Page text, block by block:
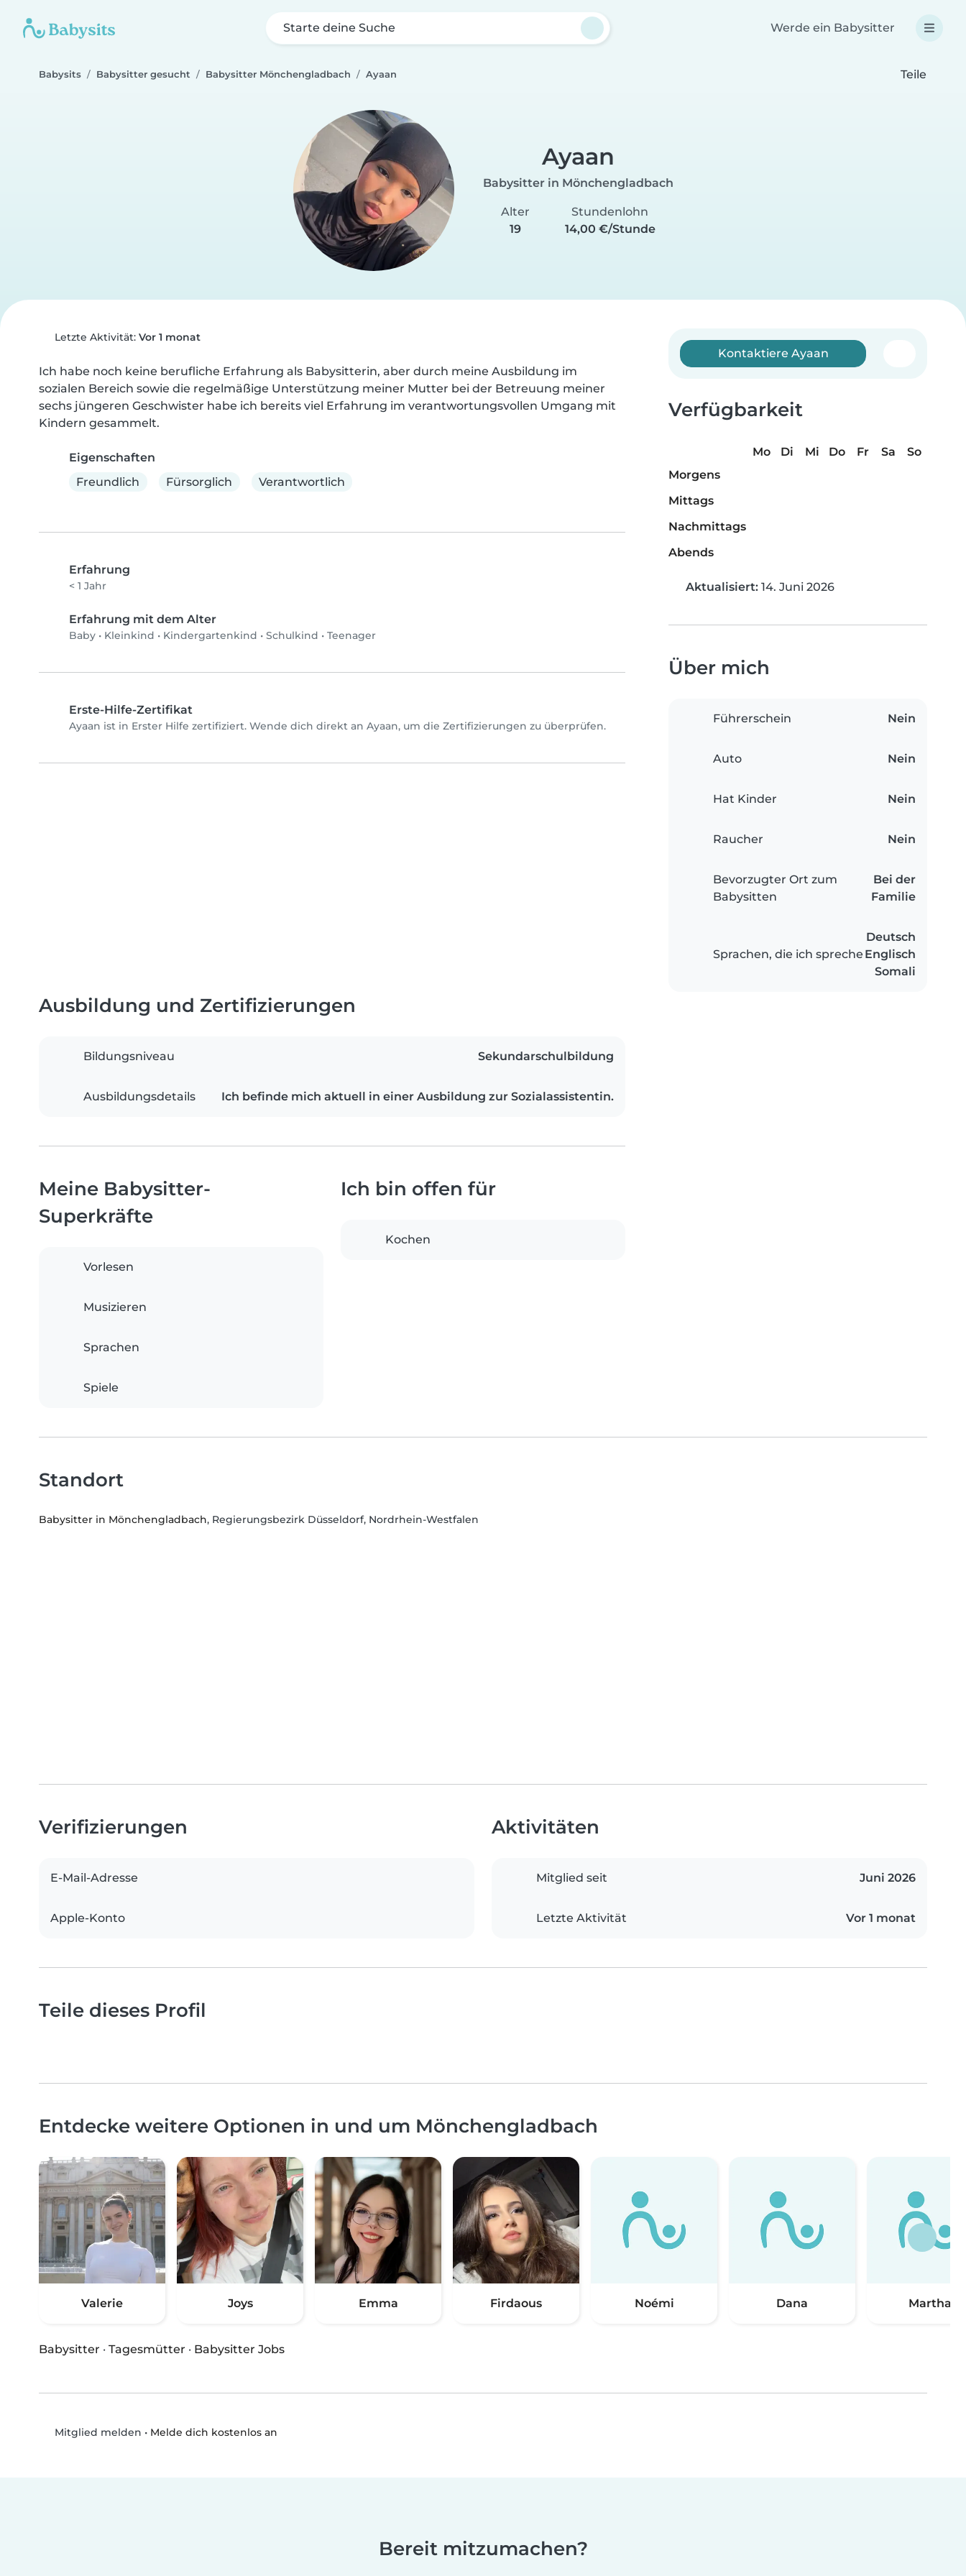
Starte deine Suche Werde ein Babysitter
Babysits Babysitter gesucht Babysitter Mönchengladbach Ayaan Teile
Ayaan
Babysitter in Mönchengladbach
Alter
19
Stundenlohn
14,00 €/Stunde
Letzte Aktivität: Vor 1 monat
Ich habe noch keine berufliche Erfahrung als Babysitterin, aber durch meine Ausbildung im
sozialen Bereich sowie die regelmäßige Unterstützung meiner Mutter bei der Betreuung meiner
sechs jüngeren Geschwister habe ich bereits viel Erfahrung im verantwortungsvollen Umgang mit
Kindern gesammelt.
Eigenschaften
Freundlich
Fürsorglich Verantwortlich
Erfahrung
< 1 Jahr
Erfahrung mit dem Alter
Baby • Kleinkind • Kindergartenkind • Schulkind • Teenager
Erste-Hilfe-Zertifikat
Ayaan ist in Erster Hilfe zertifiziert. Wende dich direkt an Ayaan, um die Zertifizierungen zu überprüfen.
Kontaktiere Ayaan
Verfügbarkeit
Mo Di Mi Do Fr Sa
So
Morgens
Mittags
Nachmittags
Abends
Aktualisiert: 14. Juni 2026
Über mich
Führerschein Nein
Auto Nein
Hat Kinder Nein
Raucher Nein
Bevorzugter Ort zum
Babysitten
Bei der
Familie
Sprachen, die ich spreche
Deutsch
Englisch
Somali
Ausbildung und Zertifizierungen
Bildungsniveau Sekundarschulbildung
Ausbildungsdetails Ich befinde mich aktuell in einer Ausbildung zur Sozialassistentin.
Meine Babysitter-
Superkräfte
Vorlesen
Musizieren
Sprachen
Spiele
Ich bin offen für
Kochen
Standort
Babysitter in Mönchengladbach, Regierungsbezirk Düsseldorf, Nordrhein-Westfalen
Verifizierungen
E-Mail-Adresse
Apple-Konto
Aktivitäten
Mitglied seit Juni 2026
Letzte Aktivität Vor 1 monat
Teile dieses Profil
Entdecke weitere Optionen in und um Mönchengladbach
Valerie Joys Emma Firdaous Noémi Dana Martha
Babysitter · Tagesmütter · Babysitter Jobs
Mitglied melden • Melde dich kostenlos an
Bereit mitzumachen?